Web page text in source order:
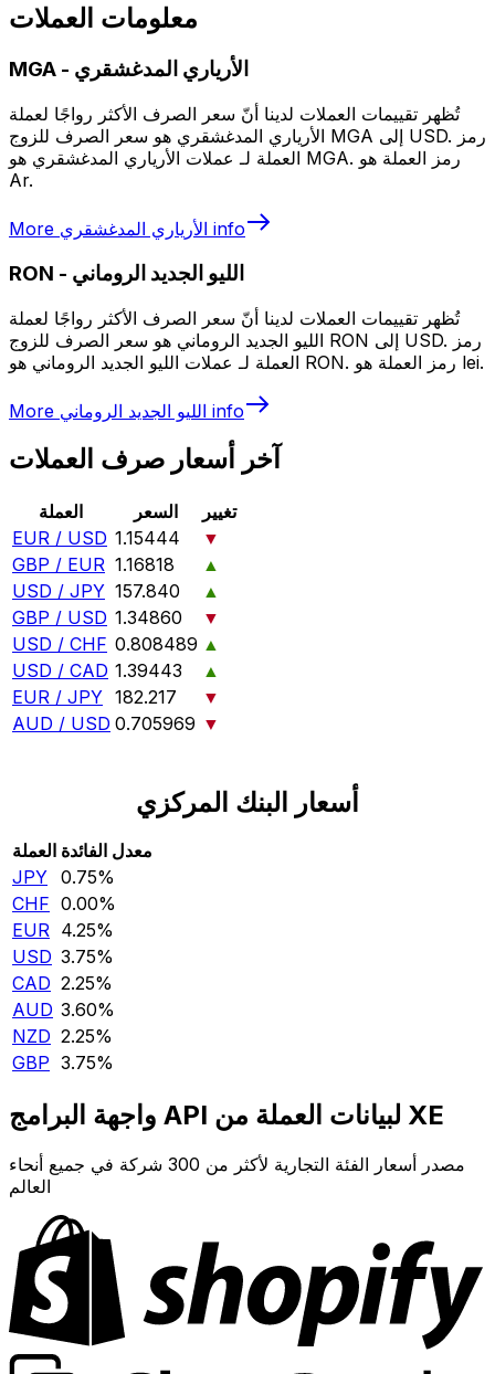
معلومات العملات
MGA - الأرياري المدغشقري
تُظهر تقييمات العملات لدينا أنّ سعر الصرف الأكثر رواجًا لعملة
الأرياري المدغشقري هو سعر الصرف للزوج MGA إلى USD. رمز
العملة لـ عملات الأرياري المدغشقري هو MGA. رمز العملة هو
Ar.
More الأرياري المدغشقري info
RON - الليو الجديد الروماني
تُظهر تقييمات العملات لدينا أنّ سعر الصرف الأكثر رواجًا لعملة
الليو الجديد الروماني هو سعر الصرف للزوج RON إلى USD. رمز
العملة لـ عملات الليو الجديد الروماني هو RON. رمز العملة هو lei.
More الليو الجديد الروماني info
آخر أسعار صرف العملات
العملة السعر
تغيير
EUR / USD 1.15444
▼
GBP / EUR 1.16818
▲
USD / JPY 157.840
▲
GBP / USD 1.34860
▼
USD / CHF 0.808489 ▲
USD / CAD 1.39443
▲
EUR / JPY 182.217
▼
AUD / USD 0.705969 ▼
أسعار البنك المركزي
العملة معدل الفائدة
JPY 0.75‎%‎
CHF 0.00‎%‎
EUR 4.25‎%‎
USD 3.75‎%‎
CAD 2.25‎%‎
AUD 3.60‎%‎
NZD 2.25‎%‎
GBP 3.75‎%‎
واجهة البرامج API لبيانات العملة من XE
مصدر أسعار الفئة التجارية لأكثر من 300 شركة في جميع أنحاء
العالم